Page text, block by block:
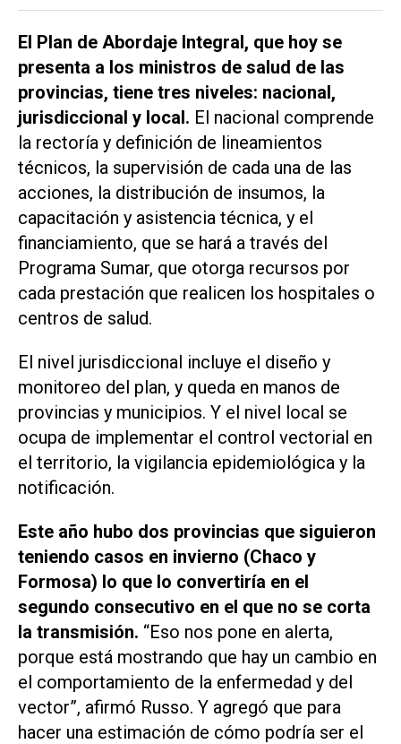
El Plan de Abordaje Integral, que hoy se
presenta a los ministros de salud de las
provincias, tiene tres niveles: nacional,
jurisdiccional y local. El nacional comprende
la rectoría y definición de lineamientos
técnicos, la supervisión de cada una de las
acciones, la distribución de insumos, la
capacitación y asistencia técnica, y el
financiamiento, que se hará a través del
Programa Sumar, que otorga recursos por
cada prestación que realicen los hospitales o
centros de salud.
El nivel jurisdiccional incluye el diseño y
monitoreo del plan, y queda en manos de
provincias y municipios. Y el nivel local se
ocupa de implementar el control vectorial en
el territorio, la vigilancia epidemiológica y la
notificación.
Este año hubo dos provincias que siguieron
teniendo casos en invierno (Chaco y
Formosa) lo que lo convertiría en el
segundo consecutivo en el que no se corta
la transmisión. “Eso nos pone en alerta,
porque está mostrando que hay un cambio en
el comportamiento de la enfermedad y del
vector”, afirmó Russo. Y agregó que para
hacer una estimación de cómo podría ser el